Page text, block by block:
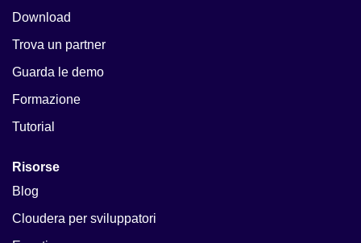
Download
Trova un partner
Guarda le demo
Formazione
Tutorial
Risorse
Blog
Cloudera per sviluppatori